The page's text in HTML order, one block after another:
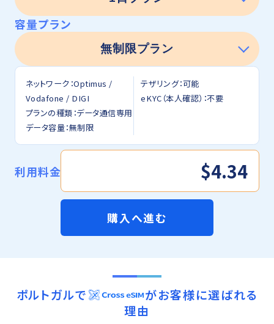
容量プラン
ネットワーク：Optimus /
Vodafone / DIGI
プランの種類：データ通信専用
データ容量：無制限
テザリング：可能
eKYC（本人確認）：不要
利用料金 $4.34
購入へ進む
ポルトガルで
がお客様に選ばれる
理由